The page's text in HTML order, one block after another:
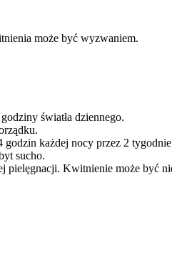
może być wyzwaniem.
światła dziennego.
każdej nocy przez 2
sucho.
Kwitnienie może być